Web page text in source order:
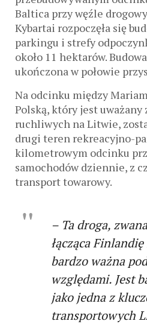
Baltica przy węźle
Kybartai rozpoczęła się
parkingu i strefy
około 11 hektarów.
ukończona w połowie
Na odcinku między
Polską, który jest uważany
ruchliwych na Litwie,
drugi teren rekreacyjno-
kilometrowym odcinku
samochodów dziennie, z
transport towarowy.
– Ta droga,
łącząca
bardzo ważna
względami. Jest
jako jedna z
transportowych